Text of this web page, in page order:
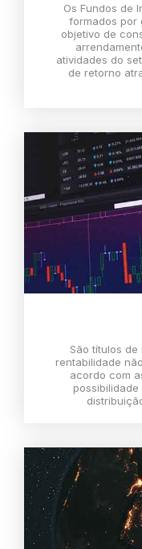
Os Fundos de
formados por
objetivo de
atividades do
de retorno
São títulos
rentabilidade
acordo com